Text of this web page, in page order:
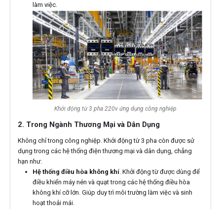
làm việc.
Khởi động từ 3 pha 220v ứng dụng công nghiệp
2. Trong Ngành Thương Mại và Dân Dụng
Không chỉ trong công nghiệp. Khởi động từ 3 pha còn được sử
dụng trong các hệ thống điện thương mại và dân dụng, chẳng
hạn như:
Hệ thống điều hòa không khí. Khởi động từ được dùng để
điều khiển máy nén và quạt trong các hệ thống điều hòa
không khí cỡ lớn. Giúp duy trì môi trường làm việc và sinh
hoạt thoải mái.